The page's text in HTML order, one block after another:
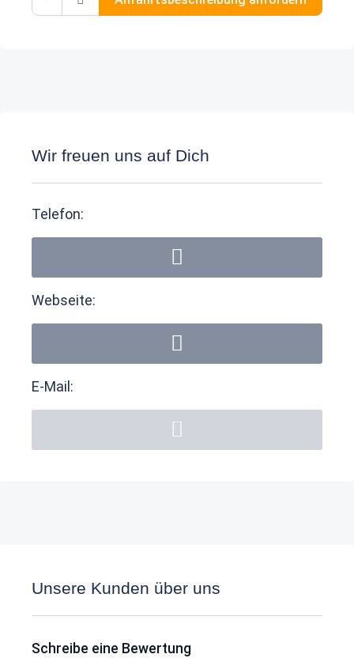
Wir freuen uns auf Dich
Telefon:
Webseite:
E-Mail:
Unsere Kunden über uns
Schreibe eine Bewertung